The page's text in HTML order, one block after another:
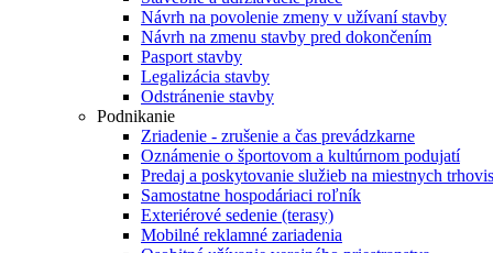
Návrh na povolenie zmeny v užívaní stavby
Návrh na zmenu stavby pred dokončením
Pasport stavby
Legalizácia stavby
Odstránenie stavby
Podnikanie
Zriadenie - zrušenie a čas prevádzkarne
Oznámenie o športovom a kultúrnom podujatí
Predaj a poskytovanie služieb na miestnych
Samostatne hospodáriaci roľník
Exteriérové sedenie (terasy)
Mobilné reklamné zariadenia